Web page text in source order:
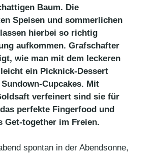
Baum. Die
Speisen und sommerlichen
hierbei so richtig
aufkommen. Grafschafter
wie man mit dem leckeren
ein Picknick-Dessert
Cupcakes. Mit
verfeinert sind sie für
perfekte Fingerfood und
Get-together im Freien.
spontan in der Abendsonne,